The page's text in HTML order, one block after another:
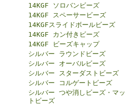
14KGF ソロバンビーズ
14KGF スペーサービーズ
14KGFスライドボールビーズ
14KGF カン付きビーズ
14KGF ビーズキャップ
シルバー ラウンドビーズ
シルバー オーバルビーズ
シルバー スターダストビーズ
シルバー コルゲートビーズ
シルバー つや消しビーズ・マッ
トビーズ